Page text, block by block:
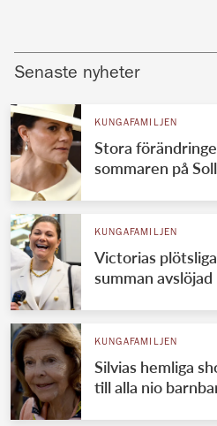
Senaste nyheter
KUNGAFAMILJEN
Stora
sommaren på
KUNGAFAMILJEN
Victorias
summan avslöjad
KUNGAFAMILJEN
Silvias hemliga
till alla nio